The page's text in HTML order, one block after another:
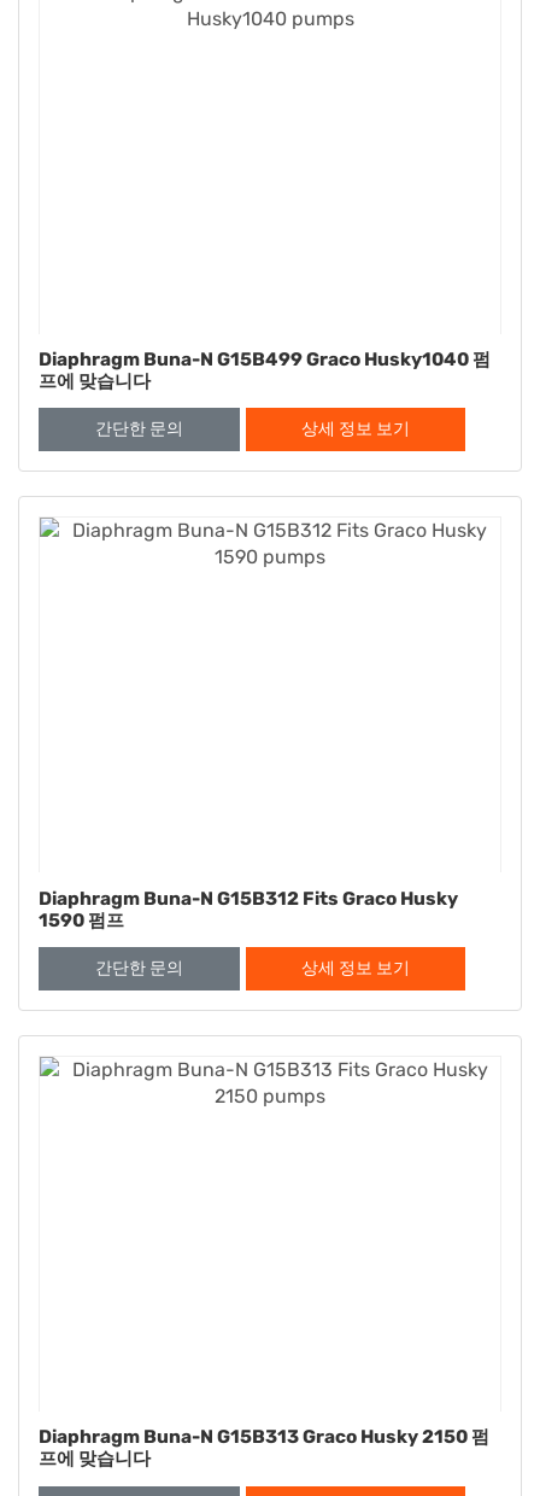
Diaphragm Buna-N G15B499 Graco Husky1040 펌
프에 맞습니다
간단한 문의 상세 정보 보기
Diaphragm Buna-N G15B312 Fits Graco Husky
1590 펌프
간단한 문의 상세 정보 보기
Diaphragm Buna-N G15B313 Graco Husky 2150 펌
프에 맞습니다